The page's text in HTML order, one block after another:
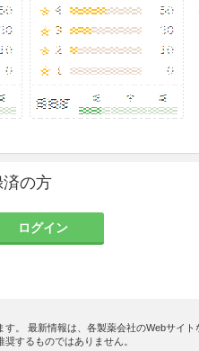
おそれがある。］
患者［閉鎖腔内容量及び
防ぐために十分な脱窒
陥ることがあるので、5分
の方
ログイン
。 最新情報は、各製薬会社のWebサイト
するものではありません。